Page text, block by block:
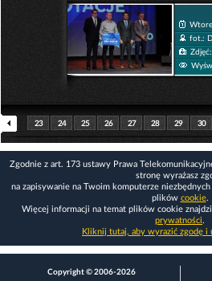
fot.:
23 24 25 26 27 28 29 30
Zgodnie z art. 173 ustawy Prawa
stronę wyrażasz
na zapisywanie na Twoim komputerze
plików cookie.
Więcej informacji na temat plików cookie
prywatności.
Kliknij tutaj, aby wyrazić zgodę i
Copyright © 2006-2026